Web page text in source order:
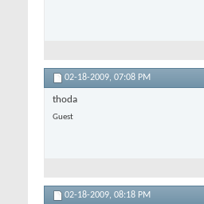
02-18-2009, 07:08 PM
thoda
Guest
02-18-2009, 08:18 PM